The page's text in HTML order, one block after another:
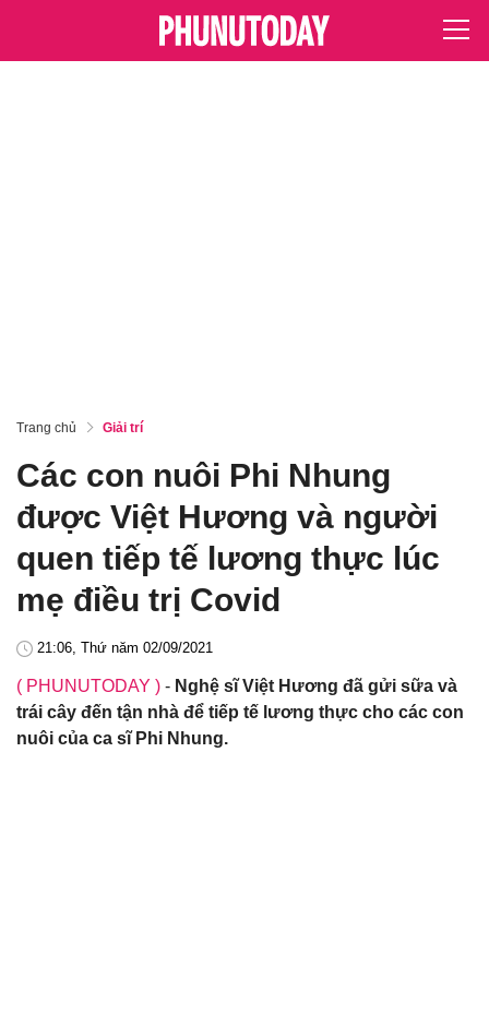
Trang chủ Giải trí
Các con nuôi Phi Nhung
được Việt Hương và người
quen tiếp tế lương thực lúc
mẹ điều trị Covid
21:06, Thứ năm 02/09/2021
( PHUNUTODAY ) - Nghệ sĩ Việt Hương đã gửi sữa và
trái cây đến tận nhà để tiếp tế lương thực cho các con
nuôi của ca sĩ Phi Nhung.